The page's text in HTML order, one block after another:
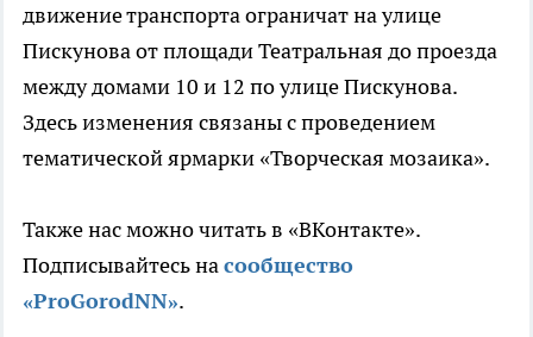
движение транспорта ограничат на улице
Пискунова от площади Театральная до проезда
между домами 10 и 12 по улице Пискунова.
Здесь изменения связаны с проведением
тематической ярмарки «Творческая мозаика».
Также нас можно читать в «ВКонтакте».
Подписывайтесь насообщество
«ProGorodNN».